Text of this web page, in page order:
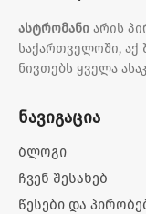
ასტრომანი არის
საქართველოში,
ნივთებს ყველა
ნავიგაცია
ბლოგი
ჩვენ შესახებ
წესები და